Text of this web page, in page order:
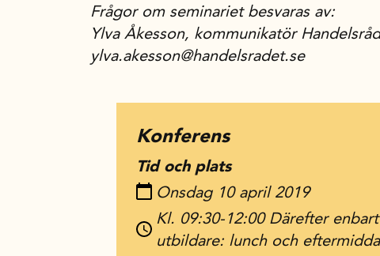
Frågor om seminariet besvaras av:
Ylva Åkesson, kommunikatör
ylva.akesson@handelsradet.se
Konferens
Tid och plats
Onsdag 10 april 2019
Kl. 09:30-12:00 Därefter
utbildare: lunch och